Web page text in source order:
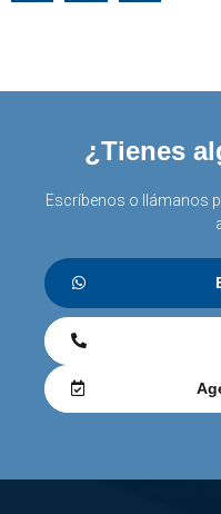
¿Tienes
Escríbenos o llámanos